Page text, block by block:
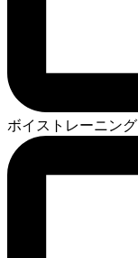
ボイストレーニング